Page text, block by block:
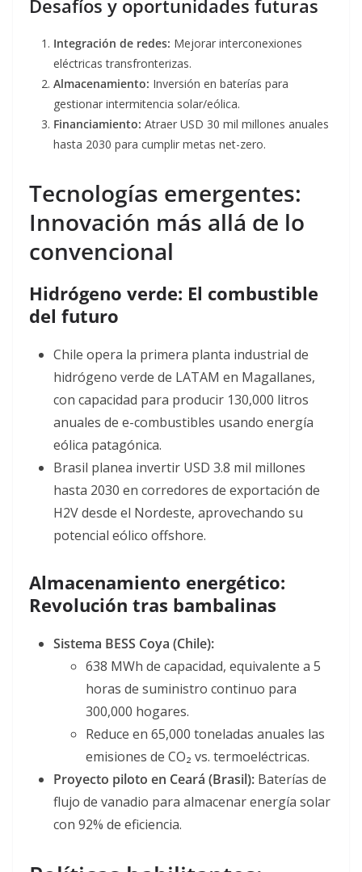
Desafíos y oportunidades futuras
Integración de redes: Mejorar interconexiones
eléctricas transfronterizas.
Almacenamiento: Inversión en baterías para
gestionar intermitencia solar/eólica.
Financiamiento: Atraer USD 30 mil millones anuales
hasta 2030 para cumplir metas net-zero.
Tecnologías emergentes:
Innovación más allá de lo
convencional
Hidrógeno verde: El combustible
del futuro
Chile opera la primera planta industrial de
hidrógeno verde de LATAM en Magallanes,
con capacidad para producir 130,000 litros
anuales de e-combustibles usando energía
eólica patagónica.
Brasil planea invertir USD 3.8 mil millones
hasta 2030 en corredores de exportación de
H2V desde el Nordeste, aprovechando su
potencial eólico offshore.
Almacenamiento energético:
Revolución tras bambalinas
Sistema BESS Coya (Chile):
638 MWh de capacidad, equivalente a 5
horas de suministro continuo para
300,000 hogares.
Reduce en 65,000 toneladas anuales las
emisiones de CO₂ vs. termoeléctricas.
Proyecto piloto en Ceará (Brasil): Baterías de
flujo de vanadio para almacenar energía solar
con 92% de eficiencia.